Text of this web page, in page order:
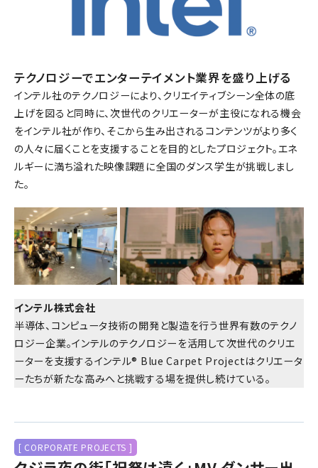
テクノロジーでエンターテイメント業界を盛り上げる
インテル社のテクノロジーにより、クリエイティブシーン全体の底
上げを図ると同時に、次世代のクリエーターが主役になれる機会
をインテル社が作り、そこから生み出されるコンテンツがより多く
の人々に届くことを支援することを目的としたプロジェクト。エネ
ルギーに満ち溢れた映像課題に全国のダンス学生が挑戦しまし
た。
インテル株式会社
半導体、コンピュータ技術の開発と製造を行う世界有数のテクノ
ロジー企業。インテルのテクノロジーを活用して次世代のクリエ
ーターを支援するインテル® Blue Carpet Projectはクリエータ
ーたちが新たな高みへと挑戦する場を提供し続けている。
[ CORPORATE PROJECTS ]